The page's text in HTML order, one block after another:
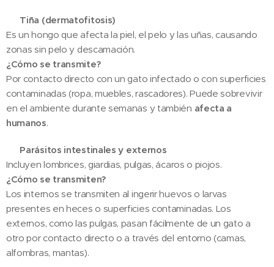
Tiña (dermatofitosis)
Es un hongo que afecta la piel, el pelo y las uñas, causando
zonas sin pelo y descamación.
¿Cómo se transmite?
Por contacto directo con un gato infectado o con superficies
contaminadas (ropa, muebles, rascadores). Puede sobrevivir
en el ambiente durante semanas y también afecta a
humanos.
Parásitos intestinales y externos
Incluyen lombrices, giardias, pulgas, ácaros o piojos.
¿Cómo se transmiten?
Los internos se transmiten al ingerir huevos o larvas
presentes en heces o superficies contaminadas. Los
externos, como las pulgas, pasan fácilmente de un gato a
otro por contacto directo o a través del entorno (camas,
alfombras, mantas).